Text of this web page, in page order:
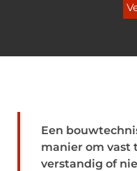
Een
manier om vast
verstandig of